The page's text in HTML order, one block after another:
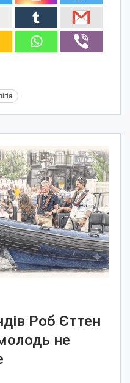
Роб Єттен
не